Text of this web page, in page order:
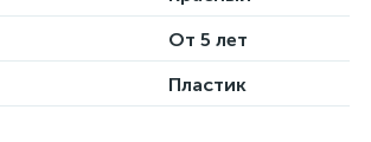
От 5 лет
Пластик